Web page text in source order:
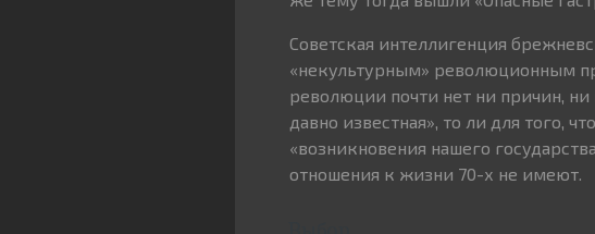
Советская интеллигенция
«некультурным» революционным
революции почти нет ни причин, ни
давно известная», то ли для того,
«возникновения нашего
отношения к жизни 70-х не имеют.